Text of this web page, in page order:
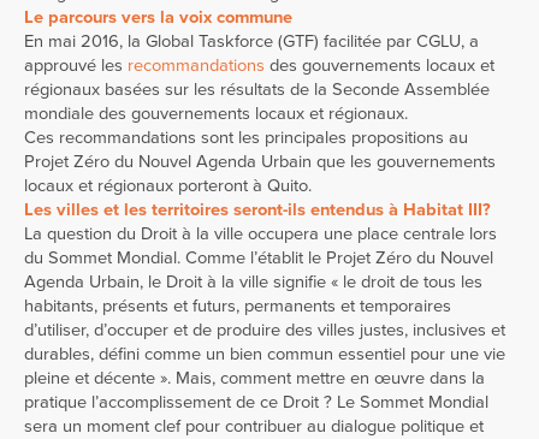
Le parcours vers la voix commune
En mai 2016, la Global Taskforce (GTF) facilitée par CGLU, a
approuvé les recommandations des gouvernements locaux et
régionaux basées sur les résultats de la Seconde Assemblée
mondiale des gouvernements locaux et régionaux.
Ces recommandations sont les principales propositions au
Projet Zéro du Nouvel Agenda Urbain que les gouvernements
locaux et régionaux porteront à Quito.
Les villes et les territoires seront-ils entendus à Habitat III?
La question du Droit à la ville occupera une place centrale lors
du Sommet Mondial. Comme l’établit le Projet Zéro du Nouvel
Agenda Urbain, le Droit à la ville signifie « le droit de tous les
habitants, présents et futurs, permanents et temporaires
d’utiliser, d’occuper et de produire des villes justes, inclusives et
durables, défini comme un bien commun essentiel pour une vie
pleine et décente ». Mais, comment mettre en œuvre dans la
pratique l’accomplissement de ce Droit ? Le Sommet Mondial
sera un moment clef pour contribuer au dialogue politique et